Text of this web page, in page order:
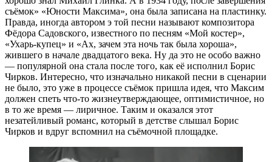
съёмок» «Юности Максима», она была записана на пластинку.
Правда, иногда автором э той песни называют композитора
Фёдора Садовского, известного по песням «Мой костер»,
«Ухарь-купец» и «Ах, зачем эта ночь так была хороша»,
жившего в начале двадцатого века. Ну да это не особо важно
— популярной она стала после того, как её исполнил Борис
Чирков. Интересно, что изначально никакой песни в сценарии
не было, это уже в процессе съёмок пришла идея, что Максим
должен спеть что-то жизнеутверждающее, оптимистичное, но
в то же время — лиричное. Таким и оказался этот
незатейливый романс, который в детстве слышал Борис
Чирков и вдруг вспомнил на съёмочной площадке.